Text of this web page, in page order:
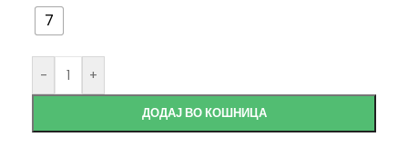
7
- +
ДОДАЈ ВО КОШНИЦА